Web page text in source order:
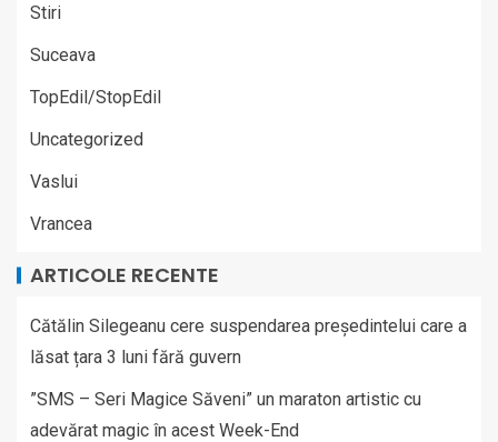
Stiri
Suceava
TopEdil/StopEdil
Uncategorized
Vaslui
Vrancea
ARTICOLE RECENTE
Cătălin Silegeanu cere suspendarea președintelui care a
lăsat țara 3 luni fără guvern
”SMS – Seri Magice Săveni” un maraton artistic cu
adevărat magic în acest Week-End